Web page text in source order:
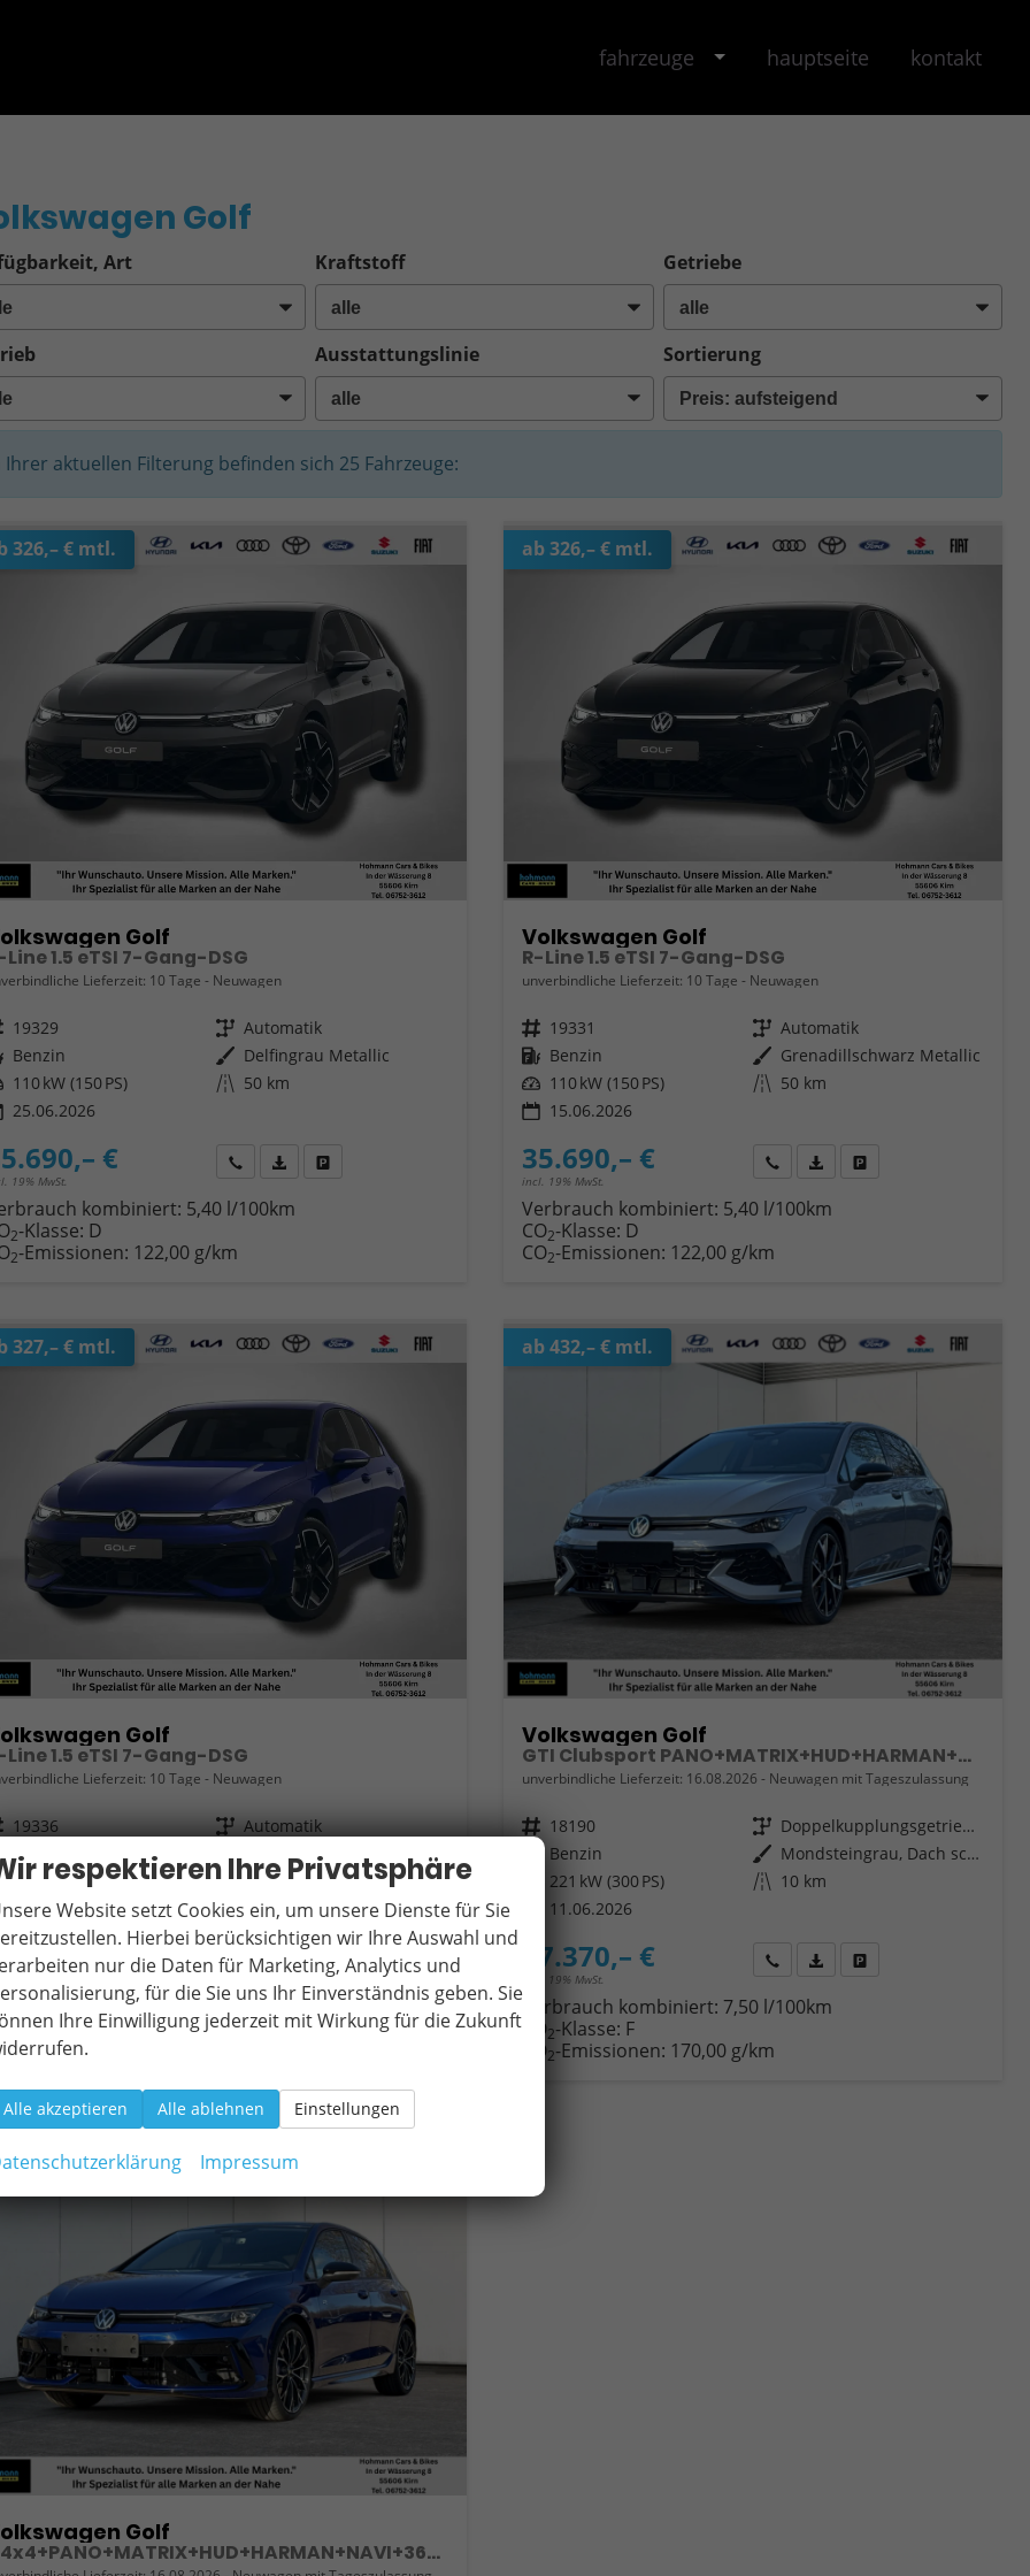
fahrzeuge hauptseite kontakt
Golf
Art Kraftstoff Getriebe
Ausstattungslinie Sortierung
Ihrer aktuellen Filterung befinden sich 25 Fahrzeuge:
326,– € mtl.
Golf
Line 1.5 eTSI 7-Gang-DSG
Lieferzeit: 10 Tage Neuwagen
19329 Getriebe Automatik
Benzin Außenfarbe Delfingrau Metallic
110 kW (150 PS) Kilometerstand 50 km
25.06.2026
€
19% MwSt.
Wir rufen Sie anFahrzeugexposé (PDF)
kombiniert: 5,40 l/100km
2-Klasse: D
2-Emissionen: 122,00 g/km
ab 326,– € mtl.
Volkswagen Golf
R-Line 1.5 eTSI 7-Gang-DSG
unverbindliche Lieferzeit: 10 Tage Neuwagen
Fahrzeugnr. 19331 Getriebe Automatik
Kraftstoff Benzin Außenfarbe Grenadillschwarz Metallic
Leistung 110 kW (150 PS) Kilometerstand 50 km
15.06.2026
35.690,– €
incl. 19% MwSt.
Wir rufen Sie an
Fahrzeugexposé (PDF)
Fahrzeug parken
Verbrauch kombiniert: 5,40 l/100km
CO2-Klasse: D
CO2-Emissionen: 122,00 g/km
327,– € mtl.
Golf
Line 1.5 eTSI 7-Gang-DSG
Lieferzeit: 10 Tage Neuwagen
19336 Getriebe Automatik
Benzin
Lapiz Blau Metallic
110 kW (150 PS) Kilometerstand 50 km
22.05.2026
€ Wir rufen Sie anFahrzeugexposé (PDF)
Fahrzeug parken
kombiniert:5,40 l/100km
2-Klasse:D
2-Emissionen:
ab 432,– € mtl.
Volkswagen Golf
GTI Clubsport PANO+MATRIX+HUD+HARMAN+NAVI+360 KAMERA+19 LM
unverbindliche Lieferzeit: 16.08.2026 Neuwagen mit Tageszulassung
Fahrzeugnr. 18190 Getriebe
Doppelkupplungsgetriebe (DSG)
Kraftstoff Benzin Außenfarbe
Mondsteingrau, Dach schwarz
221 kW (300 PS) Kilometerstand 10 km
11.06.2026
47.370,– €
incl. 19% MwSt.
Wir rufen Sie an
Fahrzeugexposé (PDF)
Fahrzeug parken
Verbrauch kombiniert: 7,50 l/100km
CO2-Klasse: F
CO2-Emissionen: 170,00 g/km
Golf
R 4x4+PANO+MATRIX+HUD+HARMAN+NAVI+360 KAMERA+19" LM
respektieren Ihre Privatsphäre
Website setzt Cookies ein, um unsere Dienste für Sie
Hierbei berücksichtigen wir Ihre Auswahl und
nur die Daten für Marketing, Analytics und
für die Sie uns Ihr Einverständnis geben. Sie
Ihre Einwilligung jederzeit mit Wirkung für die Zukunft
Alle akzeptieren Alle ablehnen Einstellungen
Impressum